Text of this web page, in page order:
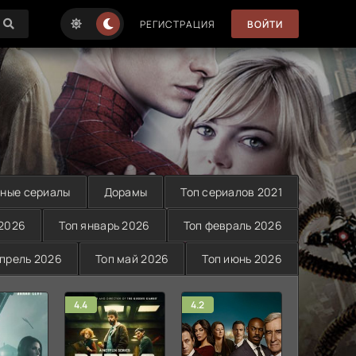
РЕГИСТРАЦИЯ ВОЙТИ
сериалы Дорамы Топ сериалов 2021
Топ январь 2026 Топ февраль 2026
2026 Топ май 2026 Топ июнь 2026
4.4 4.2